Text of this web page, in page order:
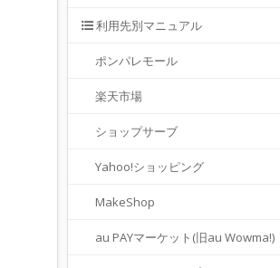
利用先別マニュアル
ポンパレモール
楽天市場
ショップサーブ
Yahoo!ショッピング
MakeShop
au PAYマーケット(旧au Wowma!)